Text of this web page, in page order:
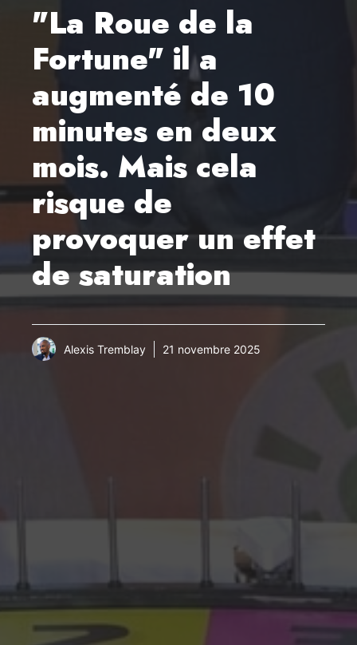
"La Roue de la
Fortune" il a
augmenté de 10
minutes en deux
mois. Mais cela
risque de
provoquer un effet
de saturation
Alexis Tremblay 21 novembre 2025